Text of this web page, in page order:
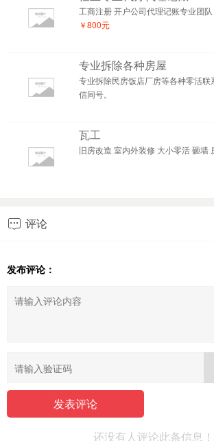
工商注册 开户公司代理记账专业团队
￥800元
专业拆除各种房屋
专业拆除民房饭店厂房等各种零活
信同号。
瓦工
旧房改造 室内外装修 大小零活 砸墙
 评论
发布评论：
还没有人评论此条信息！